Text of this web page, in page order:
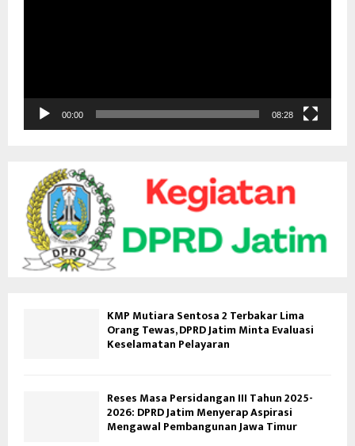
i
e
00:00 08:28
KMP Mutiara Sentosa 2 Terbakar Lima
Orang Tewas, DPRD Jatim Minta Evaluasi
Keselamatan Pelayaran
Reses Masa Persidangan III Tahun 2025-
2026: DPRD Jatim Menyerap Aspirasi
Mengawal Pembangunan Jawa Timur